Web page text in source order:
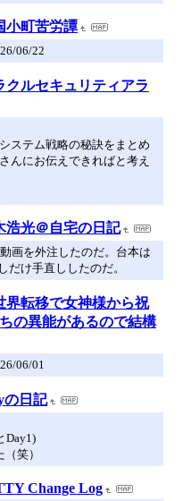
小町苦労譚
06/22
クルセキュリティアラ
ステム戦略の秘訣をまとめ
んにお伝えできればと考え
浩光＠自宅の日記
画を外注したのだ。台本は
だけ手直ししたのだ。
界転移で女神様から祝
の異能があるので結構
06/01
の日記
Day1)
笑）
Change Log